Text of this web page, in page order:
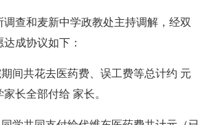
调查和麦新中学政教处主持调解，经双
成协议如下：
间共花去医药费、误工费等总计约 元
长全部付给 家长。